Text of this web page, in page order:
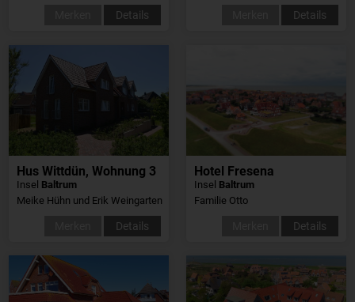
Details Details
Hus Wittdün, Wohnung 3
Insel Baltrum
Meike Hühn und Erik Weingarten
Details
Hotel Fresena
Insel Baltrum
Familie Otto
Details